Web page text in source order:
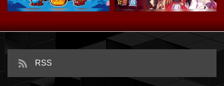
スマスロ タコスロ
RSS